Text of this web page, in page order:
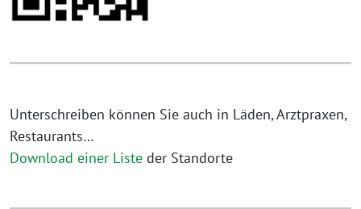
Unterschreiben können Sie auch in Läden, Arztpraxen,
Restaurants…
Download einer Liste der Standorte